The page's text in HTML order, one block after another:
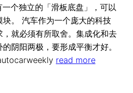
个独立的「滑板底盘」，可以
。 汽车作为一个庞大的科技
就必须有所取舍。集成化和去
阴阳两极，要形成平衡才好。
read more